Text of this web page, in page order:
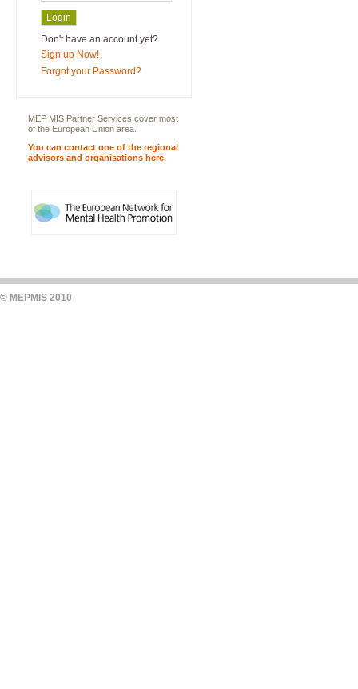
Don't have an account yet?
Sign up Now!
Forgot your Password?
MEP MIS Partner Services cover most
of the European Union area.
You can contact one of the regional
advisors and organisations here.
© MEPMIS 2010